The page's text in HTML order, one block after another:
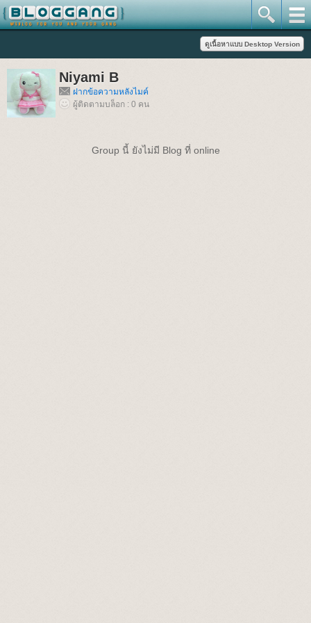
Niyami B
ฝากข้อความหลังไมค์
ผู้ติดตามบล็อก : 0 คน
Group นี้ ยังไม่มี Blog ที่ online